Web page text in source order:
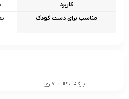
کاربرد
مناسب برای دست کودک
بازگشت کالا تا 7 روز